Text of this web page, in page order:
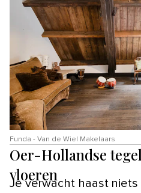
Funda - Van de Wiel Makelaars
Oer-Hollandse
vloeren
Je verwacht haast niets